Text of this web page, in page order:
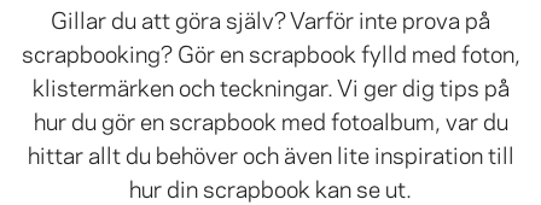
Gillar du att göra själv? Varför inte prova på
scrapbooking? Gör en scrapbook fylld med foton,
klistermärken och teckningar. Vi ger dig tips på
hur du gör en scrapbook med fotoalbum, var du
hittar allt du behöver och även lite inspiration till
hur din scrapbook kan se ut.